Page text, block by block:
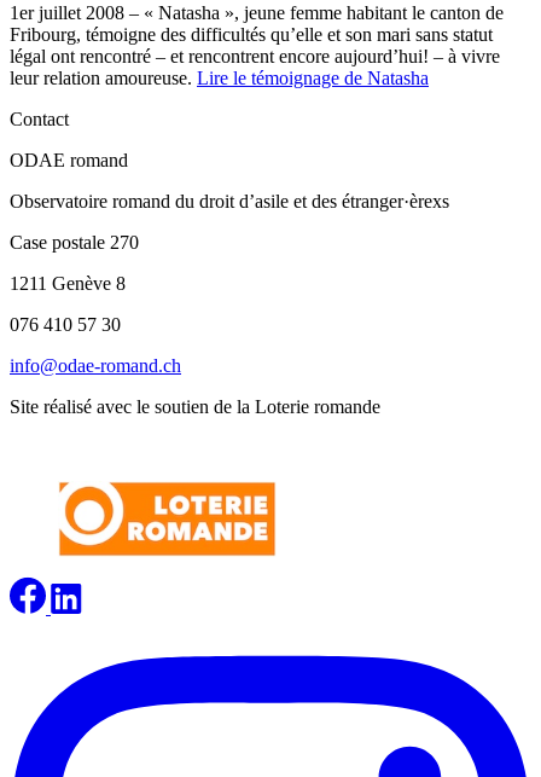
1er juillet 2008 – « Natasha », jeune femme habitant le canton de
Fribourg, témoigne des difficultés qu’elle et son mari sans statut
légal ont rencontré – et rencontrent encore aujourd’hui! – à vivre
leur relation amoureuse. Lire le témoignage de Natasha
Contact
ODAE romand
Observatoire romand du droit d’asile et des étranger·èrexs
Case postale 270
1211 Genève 8
076 410 57 30
info@odae-romand.ch
Site réalisé avec le soutien de la Loterie romande